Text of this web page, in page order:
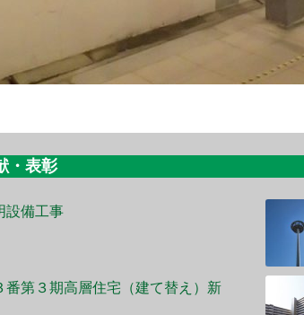
表彰
設備工事
番第３期高層住宅（建て替え）新